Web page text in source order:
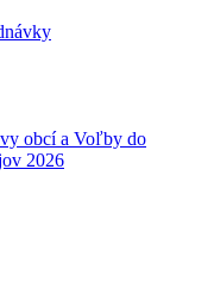
obcí a Voľby do
2026